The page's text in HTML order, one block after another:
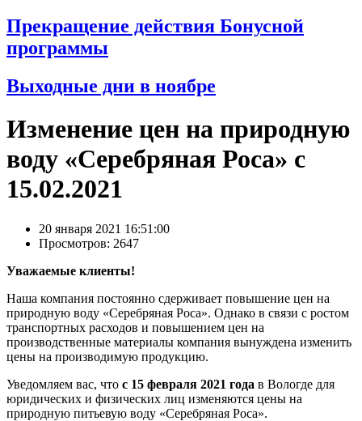
Прекращение действия Бонусной
программы
Выходные дни в ноябре
Изменение цен на природную
воду «Серебряная Роса» с
15.02.2021
20 января 2021 16:51:00
Просмотров: 2647
Уважаемые клиенты!
Наша компания постоянно сдерживает повышение цен на
природную воду «Серебряная Роса». Однако в связи с ростом
транспортных расходов и повышением цен на
производственные материалы компания вынуждена изменить
цены на производимую продукцию.
Уведомляем вас, что с 15 февраля 2021 года в Вологде для
юридических и физических лиц изменяются цены на
природную питьевую воду «Серебряная Роса».